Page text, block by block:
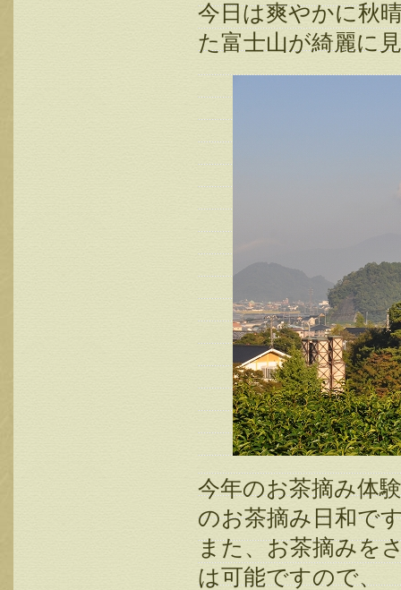
今日は爽やかに秋
た富士山が綺麗に
今年のお茶摘み体
のお茶摘み日和で
また、お茶摘みを
は可能ですので、